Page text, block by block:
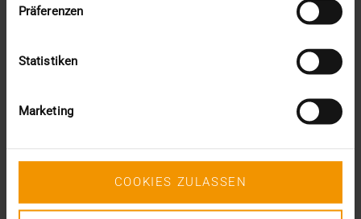
Präferenzen
Statistiken
Marketing
COOKIES ZULASSEN
décembre (3)
août (1)
mai (1)
novembre (1)